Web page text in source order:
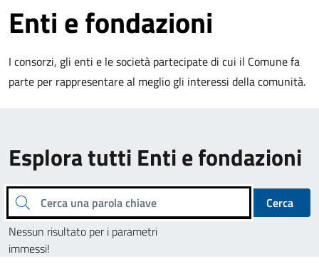
Enti e fondazioni
I consorzi, gli enti e le società partecipate di cui il Comune fa
parte per rappresentare al meglio gli interessi della comunità.
Esplora tutti Enti e fondazioni
Cerca una parola chiave
Cerca
Nessun risultato per i parametri
immessi!